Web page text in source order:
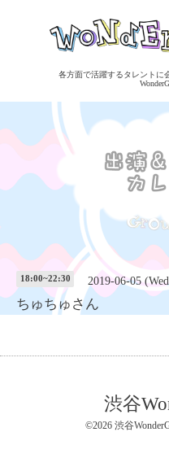
各方面で活躍するタレントに
18:00~22:30 2019-06-05
ちゅちゅさん
渋谷
©2026 渋谷